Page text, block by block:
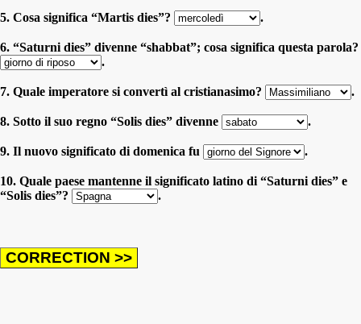
5. Cosa significa “Martis dies”? .
6. “Saturni dies” divenne “shabbat”; cosa significa questa parola?
.
7. Quale imperatore si convertì al cristianasimo? .
8. Sotto il suo regno “Solis dies” divenne .
9. Il nuovo significato di domenica fu .
10. Quale paese mantenne il significato latino di “Saturni dies” e
“Solis dies”?
.